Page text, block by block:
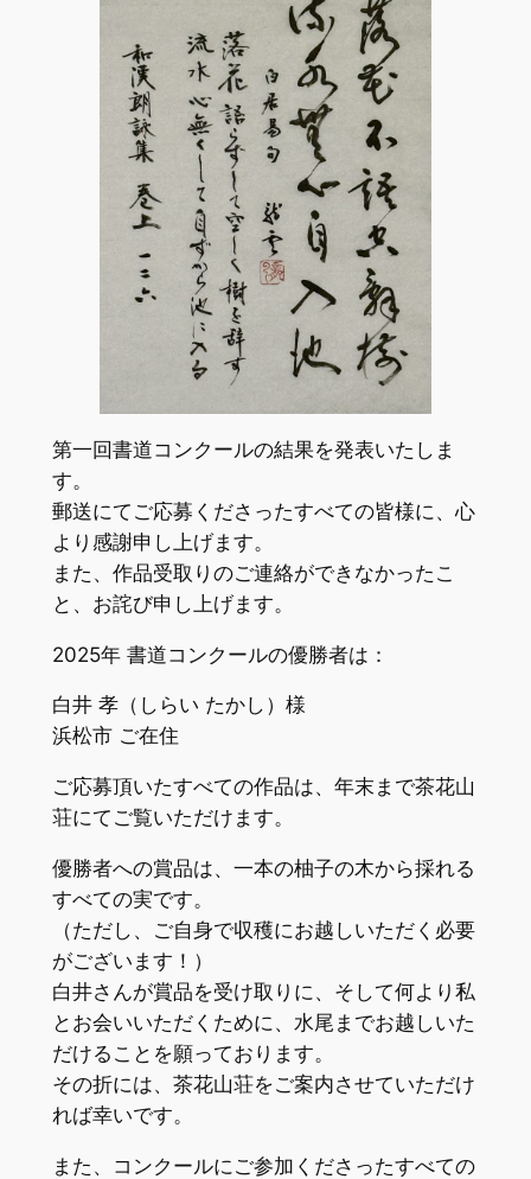
第一回書道コンクールの結果を発表いたしま
す。
郵送にてご応募くださったすべての皆様に、心
より感謝申し上げます。
また、作品受取りのご連絡ができなかったこ
と、お詫び申し上げます。
2025年 書道コンクールの優勝者は：
白井 孝（しらい たかし）様
浜松市 ご在住
ご応募頂いたすべての作品は、年末まで茶花山
荘にてご覧いただけます。
優勝者への賞品は、一本の柚子の木から採れる
すべての実です。
（ただし、ご自身で収穫にお越しいただく必要
がございます！）
白井さんが賞品を受け取りに、そして何より私
とお会いいただくために、水尾までお越しいた
だけることを願っております。
その折には、茶花山荘をご案内させていただけ
れば幸いです。
また、コンクールにご参加くださったすべての